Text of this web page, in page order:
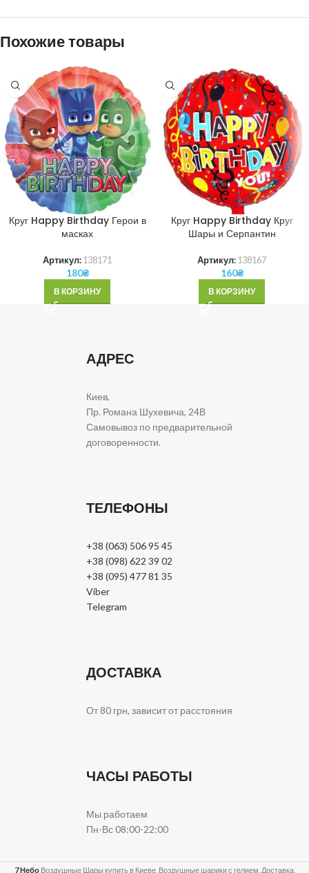
Похожие товары
Круг Happy Birthday Герои в
масках
Артикул: 138171
180₴
В КОРЗИНУ
Круг Happy Birthday Круг
Шары и Серпантин
Артикул: 138167
160₴
В КОРЗИНУ
АДРЕС
Киев,
Пр. Романа Шухевича, 24В
Самовывоз по предварительной
договоренности.
ТЕЛЕФОНЫ
+38 (063) 506 95 45
+38 (098) 622 39 02
+38 (095) 477 81 35
Viber
Telegram
ДОСТАВКА
От 80 грн, зависит от расстояния
ЧАСЫ РАБОТЫ
Мы работаем
Пн-Вс 08:00-22:00
7 Небо Воздушные Шары купить в Киеве. Воздушные шарики с гелием. Доставка,